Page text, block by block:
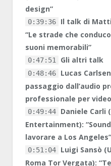
design”
0:39:36
Il talk di
“Le strade che
suoni memorabili”
0:47:51 Gli altri talk
0:48:46
Lucas
passaggio dall’audio
professionale per
0:49:44
Daniele Carli
Entertainment):
lavorare a Los Angeles”
0:51:04
Luigi Sansò
Roma Tor Vergata):